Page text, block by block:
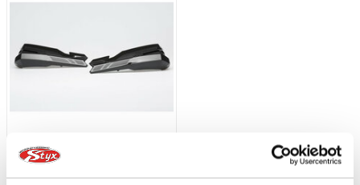
124,95 € s DPH